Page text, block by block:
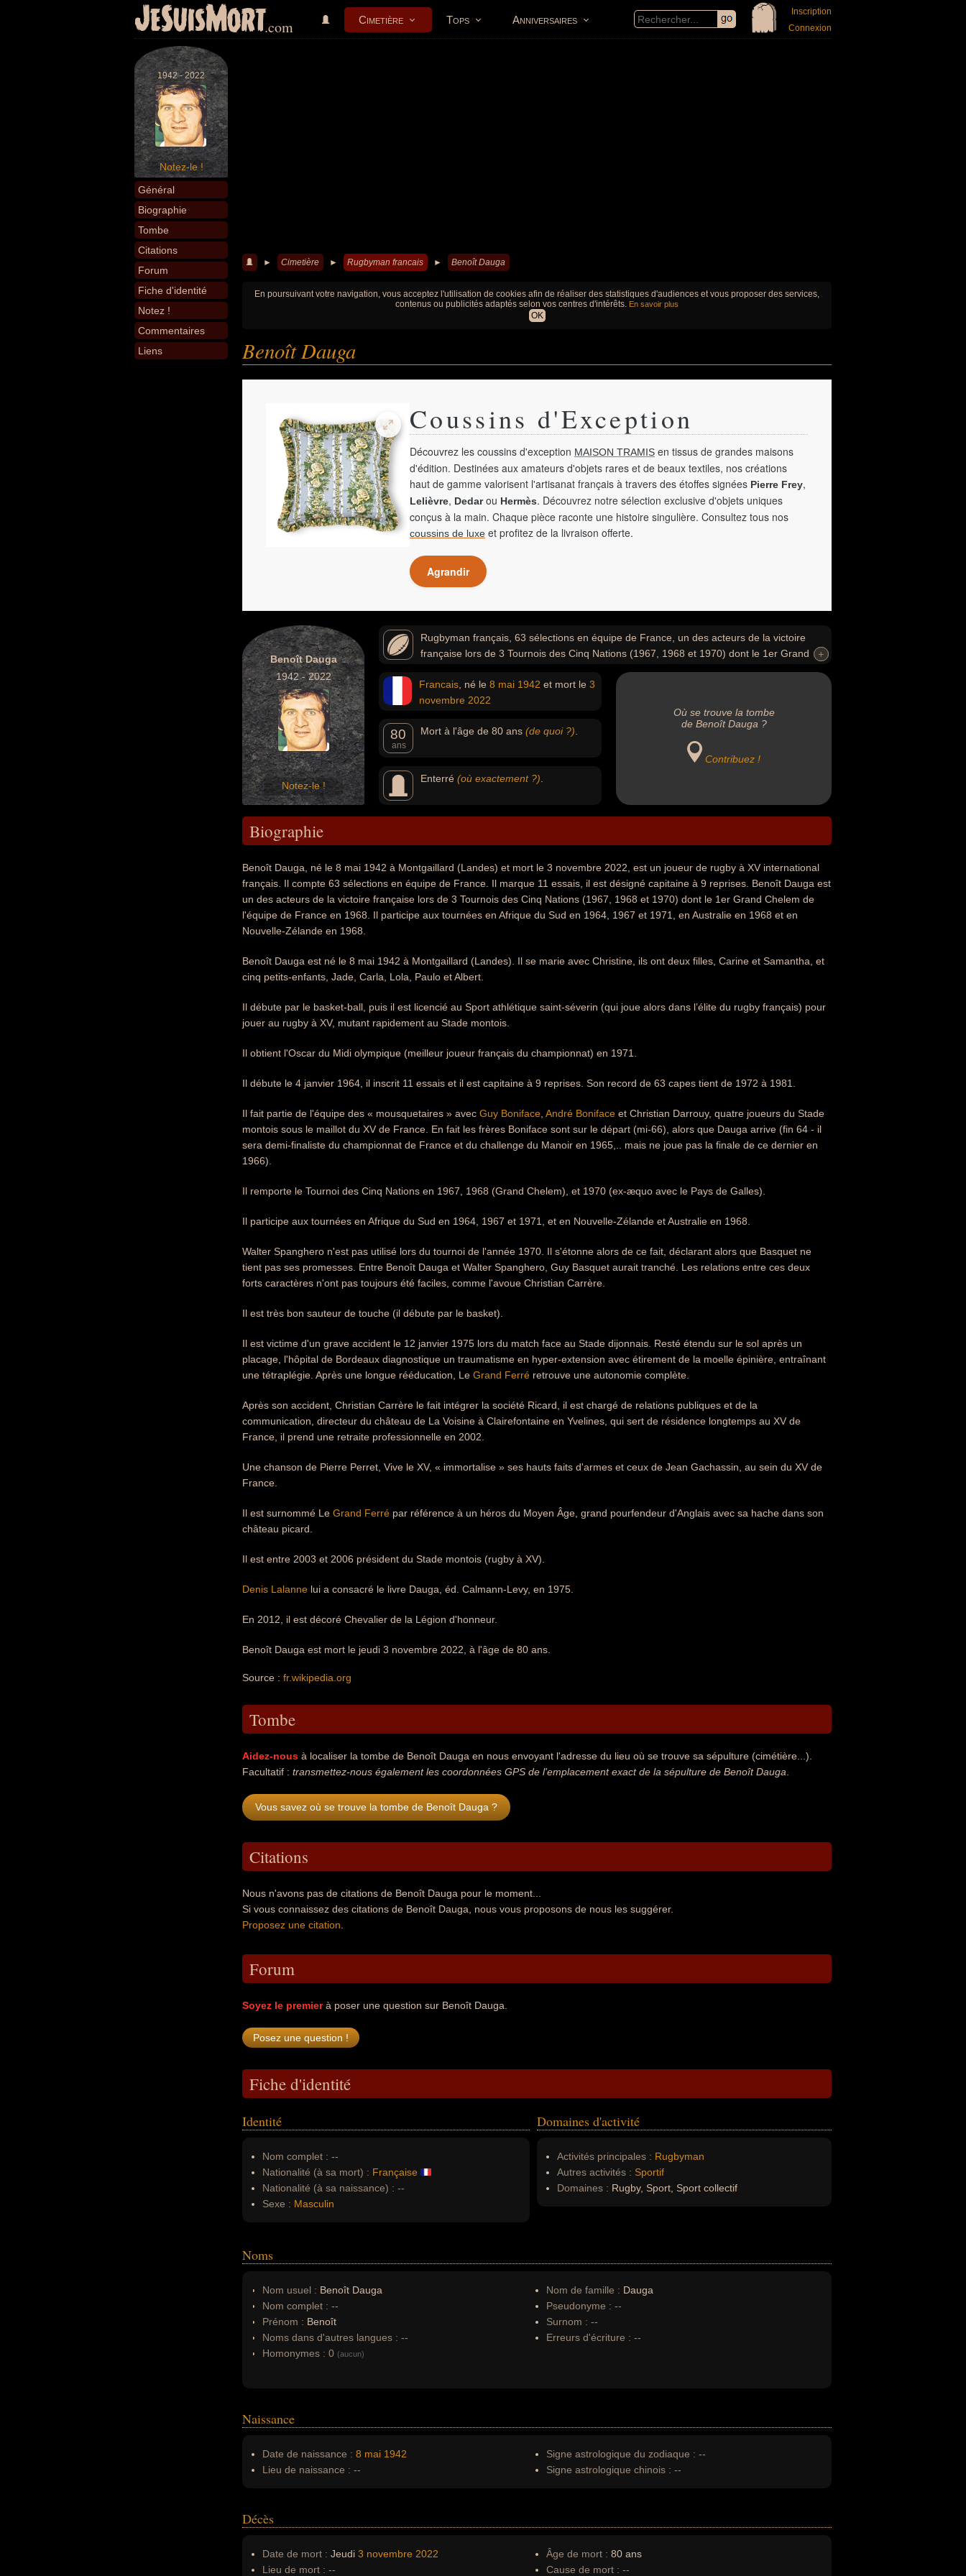
JeSuisMort.com Cimetière Tops Anniversaires
Inscription
Connexion
1942 - 2022
Notez-le !
Général
Biographie
Tombe
Citations
Forum
Fiche d'identité
Notez !
Commentaires
Liens
► Cimetière ► Rugbyman francais ► Benoît Dauga
En poursuivant votre navigation, vous acceptez l'utilisation de cookies afin de réaliser des statistiques d'audiences et vous proposer des services,
contenus ou publicités adaptés selon vos centres d'intérêts. En savoir plus
OK
Benoît Dauga
Coussins d'Exception
Découvrez les coussins d'exception MAISON TRAMIS en tissus de grandes maisons
d'édition. Destinées aux amateurs d'objets rares et de beaux textiles, nos créations
haut de gamme valorisent l'artisanat français à travers des étoffes signées Pierre Frey,
Lelièvre, Dedarou Hermès. Découvrez notre sélection exclusive d'objets uniques
conçus à la main. Chaque pièce raconte une histoire singulière. Consultez tous nos
coussins de luxe et profitez de la livraison offerte.
Agrandir
Benoît Dauga
1942 - 2022
Notez-le !
Rugbyman français, 63 sélections en équipe de France, un des acteurs de la victoire
française lors de 3 Tournois des Cinq Nations (1967, 1968 et 1970) dont le 1er Grand
+
+
Francais , né le 8 mai 1942 et mort le 3
novembre 2022
80
ans
Mort à l'âge de 80 ans (de quoi ?)
Enterré (où exactement ?)
Où se trouve la tombe
de Benoît Dauga ?
Contribuez !
Biographie
Benoît Dauga, né le 8 mai 1942 à Montgaillard (Landes) et mort le 3 novembre 2022, est un joueur de rugby à XV international
français. Il compte 63 sélections en équipe de France. Il marque 11 essais, il est désigné capitaine à 9 reprises. Benoît Dauga est
un des acteurs de la victoire française lors de 3 Tournois des Cinq Nations (1967, 1968 et 1970) dont le 1er Grand Chelem de
l'équipe de France en 1968. Il participe aux tournées en Afrique du Sud en 1964, 1967 et 1971, en Australie en 1968 et en
Nouvelle-Zélande en 1968.
Benoît Dauga est né le 8 mai 1942 à Montgaillard (Landes). Il se marie avec Christine, ils ont deux filles, Carine et Samantha, et
cinq petits-enfants, Jade, Carla, Lola, Paulo et Albert.
Il débute par le basket-ball, puis il est licencié au Sport athlétique saint-séverin (qui joue alors dans l’élite du rugby français) pour
jouer au rugby à XV, mutant rapidement au Stade montois.
Il obtient l'Oscar du Midi olympique (meilleur joueur français du championnat) en 1971.
Il débute le 4 janvier 1964, il inscrit 11 essais et il est capitaine à 9 reprises. Son record de 63 capes tient de 1972 à 1981.
Il fait partie de l'équipe des « mousquetaires » avec Guy Boniface André Boniface et Christian Darrouy, quatre joueurs du Stade
montois sous le maillot du XV de France. En fait les frères Boniface sont sur le départ (mi-66), alors que Dauga arrive (fin 64 - il
sera demi-finaliste du championnat de France et du challenge du Manoir en 1965,.. mais ne joue pas la finale de ce dernier en
1966).
Il remporte le Tournoi des Cinq Nations en 1967, 1968 (Grand Chelem), et 1970 (ex-æquo avec le Pays de Galles).
Il participe aux tournées en Afrique du Sud en 1964, 1967 et 1971, et en Nouvelle-Zélande et Australie en 1968.
Walter Spanghero n'est pas utilisé lors du tournoi de l'année 1970. Il s'étonne alors de ce fait, déclarant alors que Basquet ne
tient pas ses promesses. Entre Benoît Dauga et Walter Spanghero, Guy Basquet aurait tranché. Les relations entre ces deux
forts caractères n'ont pas toujours été faciles, comme l'avoue Christian Carrère.
Il est très bon sauteur de touche (il débute par le basket).
Il est victime d'un grave accident le 12 janvier 1975 lors du match face au Stade dijonnais. Resté étendu sur le sol après un
placage, l'hôpital de Bordeaux diagnostique un traumatisme en hyper-extension avec étirement de la moelle épinière, entraînant
une tétraplégie. Après une longue rééducation, Le Grand Ferré retrouve une autonomie complète.
Après son accident, Christian Carrère le fait intégrer la société Ricard, il est chargé de relations publiques et de la
communication, directeur du château de La Voisine à Clairefontaine en Yvelines, qui sert de résidence longtemps au XV de
France, il prend une retraite professionnelle en 2002.
Une chanson de Pierre Perret, Vive le XV, « immortalise » ses hauts faits d'armes et ceux de Jean Gachassin, au sein du XV de
France.
Il est surnommé Le Grand Ferré par référence à un héros du Moyen Âge, grand pourfendeur d'Anglais avec sa hache dans son
château picard.
Il est entre 2003 et 2006 président du Stade montois (rugby à XV).
Denis Lalanne lui a consacré le livre Dauga, éd. Calmann-Levy, en 1975.
En 2012, il est décoré Chevalier de la Légion d'honneur.
Benoît Dauga est mort le jeudi 3 novembre 2022, à l'âge de 80 ans.
Source : fr.wikipedia.org
Tombe
Aidez-nous à localiser la tombe de Benoît Dauga en nous envoyant l'adresse du lieu où se trouve sa sépulture (cimétière...).
Facultatif : transmettez-nous également les coordonnées GPS de l'emplacement exact de la sépulture de Benoît Dauga
Vous savez où se trouve la tombe de Benoît Dauga ?
Citations
Nous n'avons pas de citations de Benoît Dauga pour le moment...
Si vous connaissez des citations de Benoît Dauga, nous vous proposons de nous les suggérer.
Proposez une citation
Forum
Soyez le premierà poser une question sur Benoît Dauga.
Fiche d'identité
Identité
Nom complet : --
Nationalité (à sa mort) : Française
Nationalité (à sa naissance) : --
Sexe : Masculin
Domaines d'activité
Activités principales : Rugbyman
Autres activités : Sportif
Domaines : Rugby, Sport, Sport collectif
Noms
Nom usuel : Benoît Dauga
Nom complet : --
Prénom : Benoît
Noms dans d'autres langues : --
Homonymes : 0 (aucun)
Nom de famille : Dauga
Pseudonyme : --
Surnom : --
Erreurs d'écriture : --
Naissance
Date de naissance : 8 mai 1942
Lieu de naissance : --
Signe astrologique du zodiaque : --
Signe astrologique chinois : --
Décès
Date de mort : Jeudi 3 novembre 2022
Lieu de mort : --
Âge de mort : 80 ans
Cause de mort : --